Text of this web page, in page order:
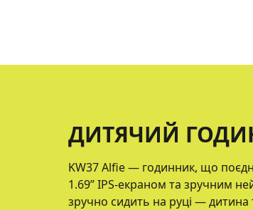
ДИТЯЧИЙ
KW37 Alfie — годинник, що
1.69’’ IPS-екраном та зручним
зручно сидить на руці —